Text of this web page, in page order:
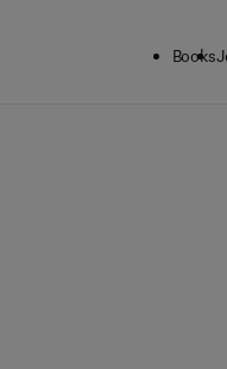
Books